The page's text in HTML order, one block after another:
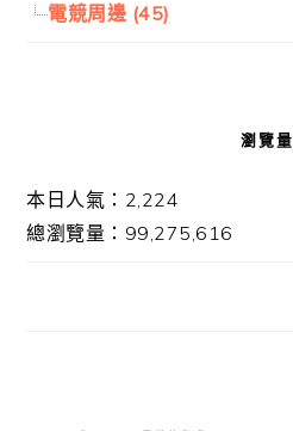
電競周邊 (45)
瀏覽量
本日人氣：2,224
總瀏覽量：99,275,616